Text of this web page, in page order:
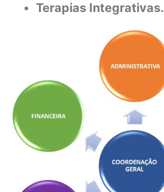
Terapias Integrativas.